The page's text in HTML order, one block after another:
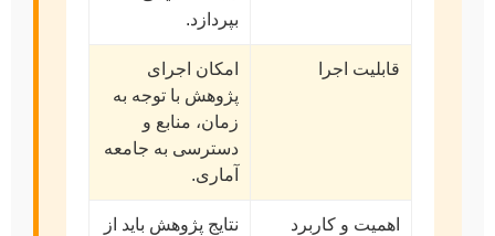
بپردازد.
قابلیت اجرا
امکان اجرای
پژوهش با توجه به
زمان، منابع و
دسترسی به جامعه
آماری.
اهمیت و کاربرد
نتایج پژوهش باید از